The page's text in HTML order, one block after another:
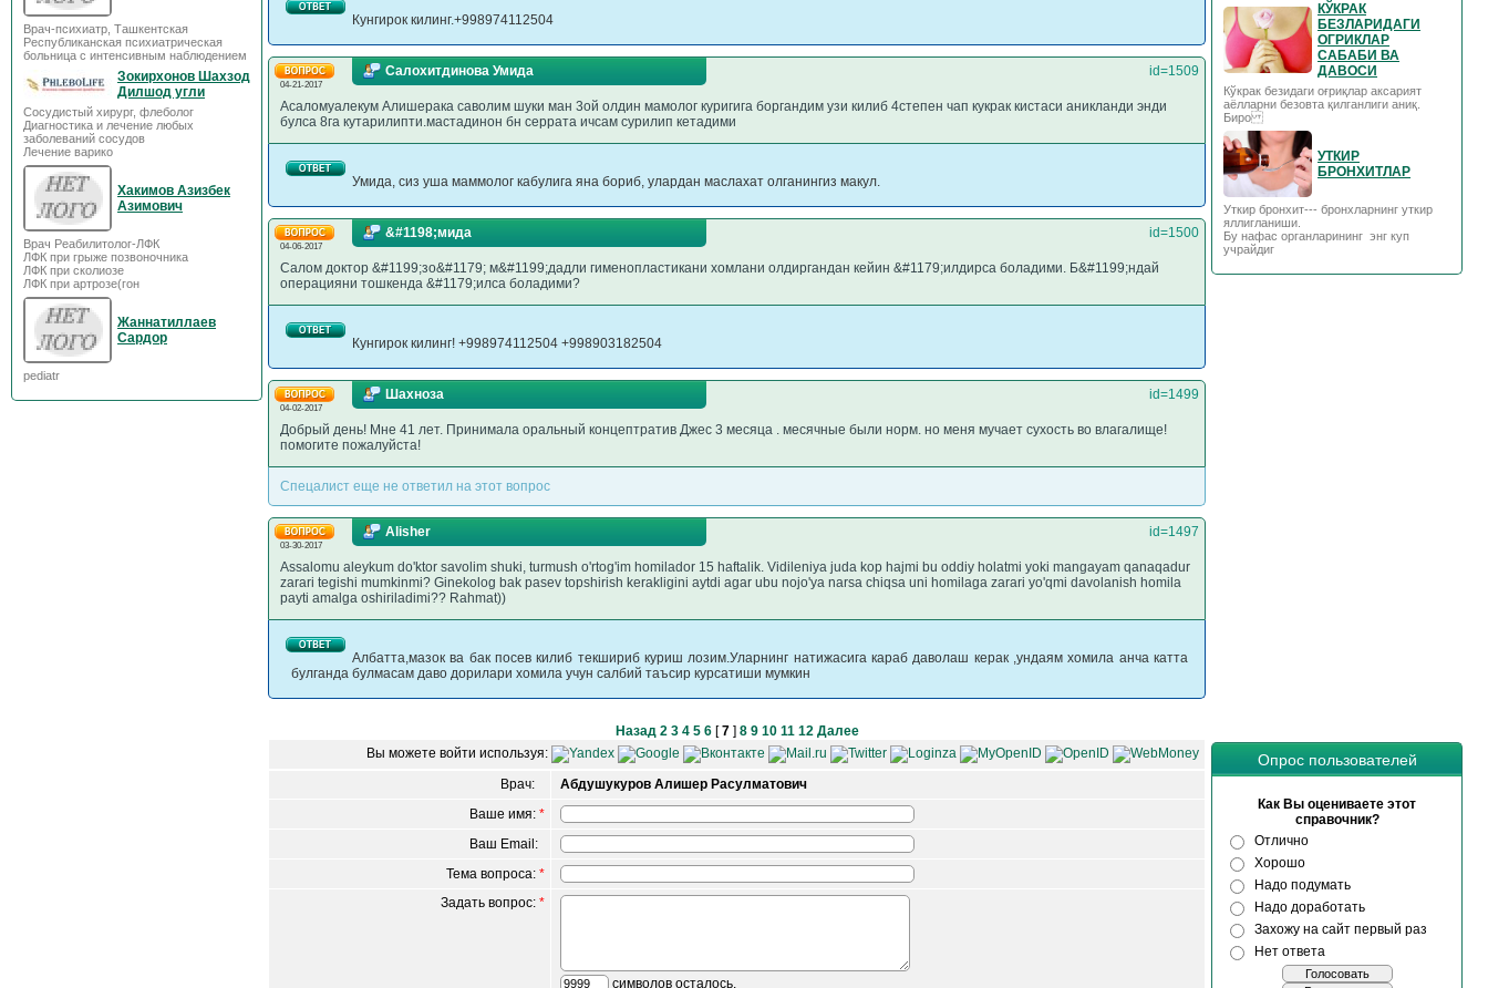
Врач-психиатр, Ташкентская
Республиканская психиатрическая
больница с интенсивным наблюдением
Зокирхонов Шахзод
Дилшод угли
Сосудистый хирург, флеболог
Диагностика и лечение любых
заболеваний сосудов
Лечение варико
Хакимов Азизбек
Азимович
Врач Реабилитолог-ЛФК
ЛФК при грыже позвоночника
ЛФК при сколиозе
ЛФК при артрозе(гон
Жаннатиллаев
Сардор
pediatr
Кунгирок килинг.+998974112504
04-21-2017
Салохитдинова Умида id=1509
Асаломуалекум Алишерака саволим шуки ман 3ой олдин мамолог куригига боргандим узи килиб 4степен чап кукрак кистаси аникланди энди
булса 8га кутарилипти.мастадинон бн серрата ичсам сурилип кетадими
Умида, сиз уша маммолог кабулига яна бориб, улардан маслахат олганингиз макул.
04-06-2017
&#1198;мида id=1500
Салом доктор &#1199;зо&#1179; м&#1199;дадли гименопластикани хомлани олдиргандан кейин &#1179;илдирса боладими. Б&#1199;ндай
операцияни тошкенда &#1179;илса боладими?
Кунгирок килинг! +998974112504 +998903182504
04-02-2017
Шахноза id=1499
Добрый день! Мне 41 лет. Принимала оральный концептратив Джес 3 месяца . месячные были норм. но меня мучает сухость во влагалище!
помогите пожалуйста!
Спецалист еще не ответил на этот вопрос
03-30-2017
Alisher id=1497
Assalomu aleykum do'ktor savolim shuki, turmush o'rtog'im homilador 15 haftalik. Vidileniya juda kop hajmi bu oddiy holatmi yoki mangayam qanaqadur
zarari tegishi mumkinmi? Ginekolog bak pasev topshirish kerakligini aytdi agar ubu nojo'ya narsa chiqsa uni homilaga zarari yo'qmi davolanish homila
payti amalga oshiriladimi?? Rahmat))
Албатта,мазок ва бак посев килиб текшириб куриш лозим.Уларнинг натижасига караб даволаш керак ,ундаям хомила анча катта
булганда булмасам даво дорилари хомила учун салбий таъсир курсатиши мумкин
Назад 2 3 4 5 6[7] 8 9 10 11 12 Далее
Вы можете войти используя:
Врач:
Абдушукуров Алишер Расулматович
Ваше имя: *
Ваш Email:
Тема вопроса: *
Задать вопрос: *
символов осталось.
КЎКРАК
БЕЗЛАРИДАГИ
ОГРИКЛАР
САБАБИ ВА
ДАВОСИ
Кўкрак безидаги оғриқлар аксарият
аёлларни безовта қилганлиги аниқ.
Биро
УТКИР
БРОНХИТЛАР
Уткир бронхит--- бронхларнинг уткир
яллигланиши.
Бу нафас органларининг энг куп
учрайдиг
Опрос пользователей
Как Вы оцениваете этот
справочник?
Отлично
Хорошо
Надо подумать
Надо доработать
Захожу на сайт первый раз
Нет ответа